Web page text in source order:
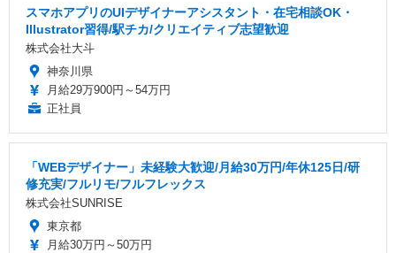
スマホアプリのUIデザイナーアシスタント・在宅相談OK・
Illustrator習得/駅チカ/クリエイティブ志望歓迎
株式会社大斗
神奈川県
月給29万900円～54万円
正社員
「WEBデザイナー」未経験大歓迎/月給30万円/年休125日/研
修充実/フルリモ/フルフレックス
株式会社SUNRISE
東京都
月給30万円～50万円